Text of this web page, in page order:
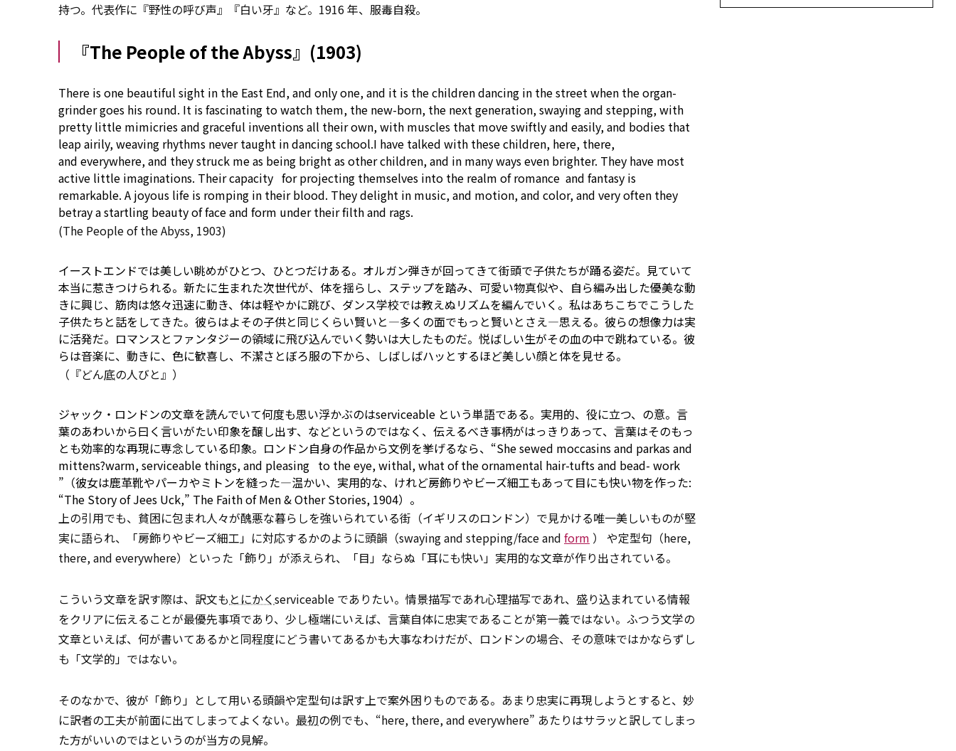
持つ。代表作に『野性の呼び声』『白い牙』など。1916 年、服毒自殺。
『The People of the Abyss』(1903)
There is one beautiful sight in the East End, and only one, and it is the children dancing in the street when the organ-
grinder goes his round. It is fascinating towatch them, the new-born, the next generation, swaying and stepping,with
pretty little mimicries and graceful inventions all their own,with muscles that move swiftly and easily, and bodies that
leap airily, weaving rhythms never taught in dancing school.I have talked with these children, here, there,
and everywhere, and they struck meas being brightasotherchildren, and in many wayseven brighter. They have most
active little imaginations. Theircapacity forprojecting themselves into the realm ofromance and fantasy is
remarkable. A joyous life is romping in their blood. They delight in music, and motion, and color, and very often they
betray astartling beauty of face and form undertheir filth and rags.
(The People of the Abyss, 1903)
イーストエンドでは美しい眺めがひとつ、ひとつだけある。オルガン弾きが回ってきて街頭で子供たちが踊る姿だ。見ていて
本当に惹きつけられる。新たに生まれた次世代が、体を揺らし、ステップを踏み、可愛い物真似や、自ら編み出した優美な動
きに興じ、筋肉は悠々迅速に動き、体は軽やかに跳び、ダンス学校では教えぬリズムを編んでいく。私はあちこちでこうした
子供たちと話をしてきた。彼らはよその子供と同じくらい賢いと―多くの面でもっと賢いとさえ―思える。彼らの想像力は実
に活発だ。ロマンスとファンタジーの領域に飛び込んでいく勢いは大したものだ。悦ばしい生がその血の中で跳ねている。彼
らは音楽に、動きに、色に歓喜し、不潔さとぼろ服の下から、しばしばハッとするほど美しい顔と体を見せる。
（『どん底の人びと』）
ジャック・ロンドンの文章を読んでいて何度も思い浮かぶのはserviceable という単語である。実用的、役に立つ、の意。言
葉のあわいから曰く言いがたい印象を醸し出す、などというのではなく、伝えるべき事柄がはっきりあって、言葉はそのもっ
とも効率的な再現に専念している印象。ロンドン自身の作品から文例を挙げるなら、“She sewed moccasins and parkas and
mittens?warm, serviceable things, and pleasing to the eye, withal, what of theornamental hair-tufts and bead- work
”（彼女は鹿革靴やパーカやミトンを縫った―温かい、実用的な、けれど房飾りやビーズ細工もあって目にも快い物を作った:
“The Story of Jees Uck,” The Faith of Men &OtherStories, 1904）。
上の引用でも、貧困に包まれ人々が醜悪な暮らしを強いられている街（イギリスのロンドン）で見かける唯一美しいものが堅
実に語られ、「房飾りやビーズ細工」に対応するかのように頭韻（swaying and stepping/face and form ） や定型句（here,
there, and everywhere）といった「飾り」が添えられ、「目」ならぬ「耳にも快い」実用的な文章が作り出されている。
こういう文章を訳す際は、訳文も とにかくserviceable でありたい。情景描写であれ心理描写であれ、盛り込まれている情報
をクリアに伝えることが最優先事項であり、少し極端にいえば、言葉自体に忠実であることが第一義ではない。ふつう文学の
文章といえば、何が書いてあるかと同程度にどう書いてあるかも大事なわけだが、ロンドンの場合、その意味ではかならずし
も「文学的」ではない。
そのなかで、彼が「飾り」として用いる頭韻や定型句は訳す上で案外困りものである。あまり忠実に再現しようとすると、妙
に訳者の工夫が前面に出てしまってよくない。 最初の例でも、“here, there, and everywhere” あたりはサラッと訳してしまっ
た方がいいのではというのが当方の見解。